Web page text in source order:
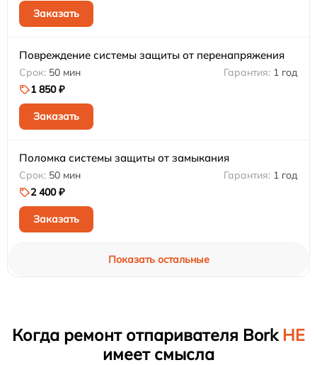
Заказать
Повреждение системы защиты от перенапряжения
50 мин
1 год
1 850 ₽
Заказать
Поломка системы защиты от замыкания
50 мин
1 год
2 400 ₽
Заказать
Показать остальные
Когда ремонт отпаривателя Bork НЕ
имеет смысла